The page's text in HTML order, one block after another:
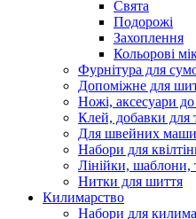
Свята
Подорожі
Захоплення
Кольорові
Фурнітура для
Допоміжне для
Ножі, аксесуари
Клей, добавки для
Для швейних
Набори для
Лінійки, шаблони,
Нитки для шиття
Килимарство
Набори для